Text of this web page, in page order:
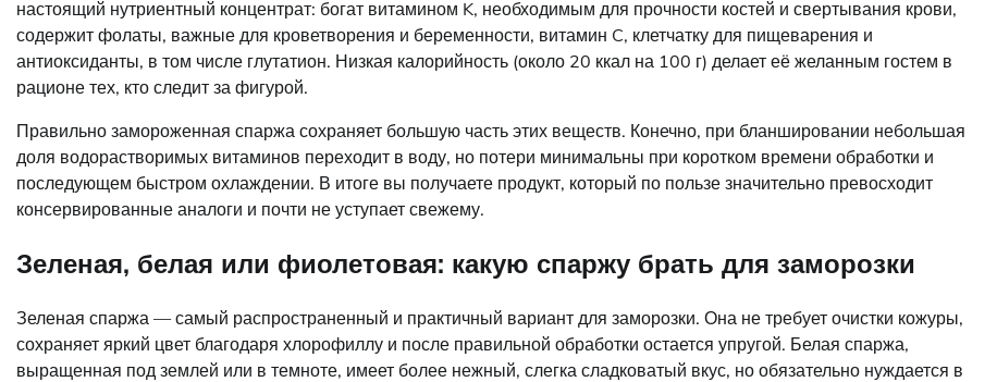
настоящий нутриентный концентрат: богат витамином K, необходимым для прочности костей и свертывания крови,
содержит фолаты, важные для кроветворения и беременности, витамин C, клетчатку для пищеварения и
антиоксиданты, в том числе глутатион. Низкая калорийность (около 20 ккал на 100 г) делает её желанным гостем в
рационе тех, кто следит за фигурой.
Правильно замороженная спаржа сохраняет большую часть этих веществ. Конечно, при бланшировании небольшая
доля водорастворимых витаминов переходит в воду, но потери минимальны при коротком времени обработки и
последующем быстром охлаждении. В итоге вы получаете продукт, который по пользе значительно превосходит
консервированные аналоги и почти не уступает свежему.
Зеленая, белая или фиолетовая: какую спаржу брать для заморозки
Зеленая спаржа — самый распространенный и практичный вариант для заморозки. Она не требует очистки кожуры,
сохраняет яркий цвет благодаря хлорофиллу и после правильной обработки остается упругой. Белая спаржа,
выращенная под землей или в темноте, имеет более нежный, слегка сладковатый вкус, но обязательно нуждается в